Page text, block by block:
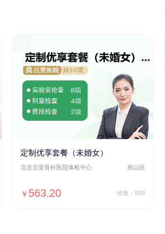
定制优享套餐（未婚女）
北京北亚骨科医院体检中心 房山区
￥ 563.20 销量：999